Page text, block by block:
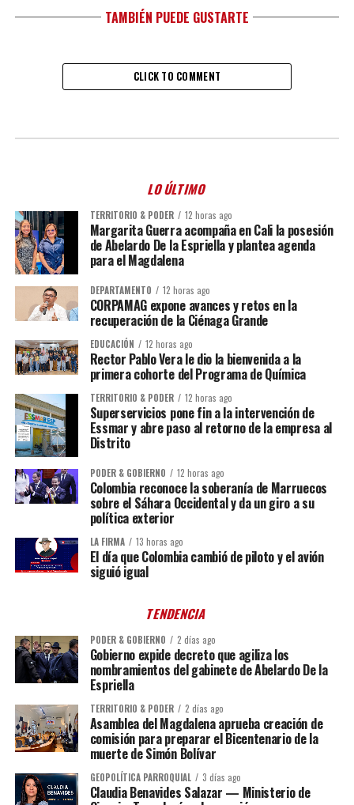
TAMBIÉN PUEDE GUSTARTE
CLICK TO COMMENT
LO ÚLTIMO
TERRITORIO & PODER 12 horas ago
Margarita Guerra acompaña en Cali la posesión
de Abelardo De la Espriella y plantea agenda
para el Magdalena
DEPARTAMENTO 12 horas ago
CORPAMAG expone avances y retos en la
recuperación de la Ciénaga Grande
EDUCACIÓN 12 horas ago
Rector Pablo Vera le dio la bienvenida a la
primera cohorte del Programa de Química
TERRITORIO & PODER 12 horas ago
Superservicios pone fin a la intervención de
Essmar y abre paso al retorno de la empresa al
Distrito
PODER & GOBIERNO 12 horas ago
Colombia reconoce la soberanía de Marruecos
sobre el Sáhara Occidental y da un giro a su
política exterior
LA FIRMA 13 horas ago
El día que Colombia cambió de piloto y el avión
siguió igual
TENDENCIA
PODER & GOBIERNO 2 días ago
Gobierno expide decreto que agiliza los
nombramientos del gabinete de Abelardo De la
Espriella
TERRITORIO & PODER 2 días ago
Asamblea del Magdalena aprueba creación de
comisión para preparar el Bicentenario de la
muerte de Simón Bolívar
GEOPOLÍTICA PARROQUIAL 3 días ago
Claudia Benavides Salazar — Ministerio de